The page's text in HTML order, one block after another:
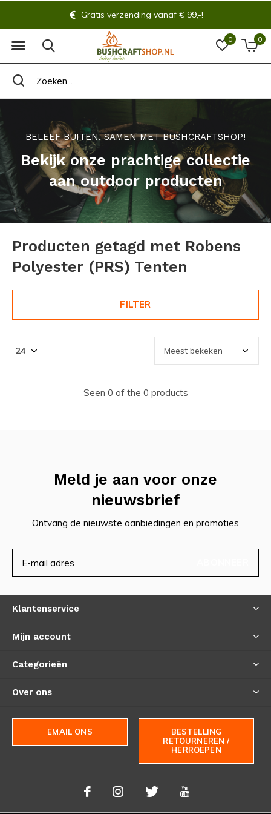
0 0
Gratis verzending vanaf € 99,-!
BELEEF BUITEN, SAMEN MET BUSHCRAFTSHOP!
Bekijk onze prachtige collectie
aan outdoor producten
Producten getagd met Robens
Polyester (PRS) Tenten
FILTER
Seen 0 of the 0 products
Meld je aan voor onze
nieuwsbrief
Ontvang de nieuwste aanbiedingen en promoties
Klantenservice
Mijn account
Categorieën
Over ons
EMAIL ONS
BESTELLING
RETOURNEREN /
HERROEPEN